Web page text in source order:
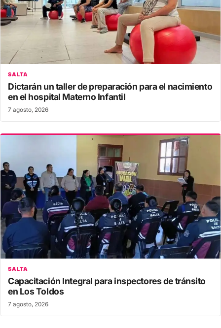
SALTA
Dictarán un taller de preparación para el nacimiento
en el hospital Materno Infantil
7 agosto, 2026
SALTA
Capacitación Integral para inspectores de tránsito
en Los Toldos
7 agosto, 2026